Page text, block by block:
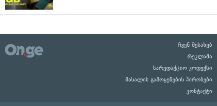
ჩვენ შესახებ
რეკლამა
სარედაქციო კოდექსი
მასალის გამოყენების პირობები
კონტაქტი